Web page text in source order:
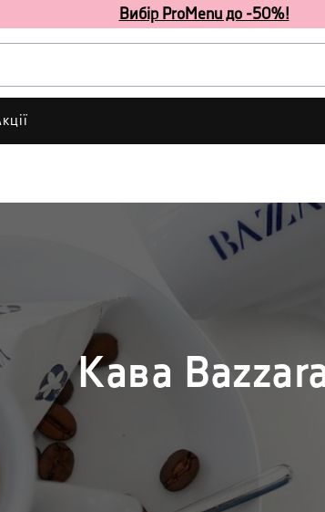
Вибір ProMenu до -50%!
Кава